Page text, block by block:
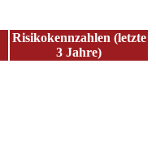
Risikokennzahlen (letzte
3 Jahre)